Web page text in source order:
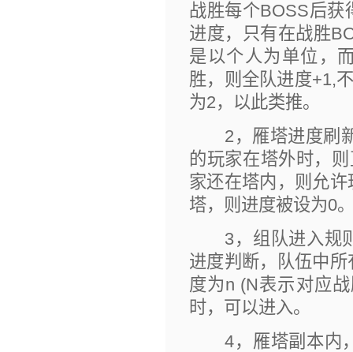
战胜每个BOSS后获
进度，只有在战胜
是以个人为单位，
胜，则全队进度+1,
为2，以此类推。
2，雁塔进度刷新
的玩家在塔外时，
家还在塔内，则允
塔，则进度被设为0
3，组队进入规则
进度判断，队伍中
度为n (N表示对应
时，可以进入。
4，雁塔副本内，